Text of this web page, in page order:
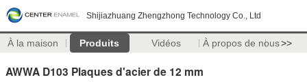
Shijiazhuang Zhengzhong Technology Co., Ltd
À la maison Produits Vidéos À propos de nous>>
AWWA D103 Plaques d'acier de 12 mm